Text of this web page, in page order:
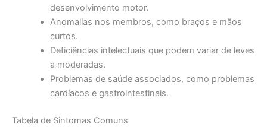
desenvolvimento motor.
Anomalias nos membros, como braços e mãos
curtos.
Deficiências intelectuais que podem variar de leves
a moderadas.
Problemas de saúde associados, como problemas
cardíacos e gastrointestinais.
Tabela de Sintomas Comuns